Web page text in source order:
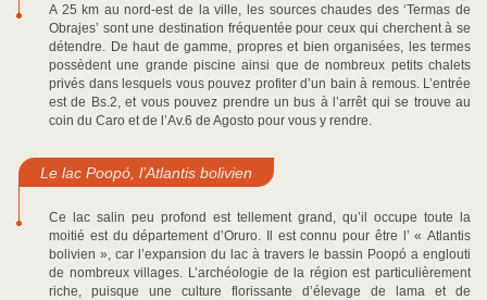
A 25 km au nord-est de la ville, les sources chaudes des ‘Termas de
Obrajes’ sont une destination fréquentée pour ceux qui cherchent à se
détendre. De haut de gamme, propres et bien organisées, les termes
possèdent une grande piscine ainsi que de nombreux petits chalets
privés dans lesquels vous pouvez profiter d’un bain à remous. L’entrée
est de Bs.2, et vous pouvez prendre un bus à l’arrêt qui se trouve au
coin du Caro et de l’Av.6 de Agosto pour vous y rendre.
Le lac Poopó, l’Atlantis bolivien
Ce lac salin peu profond est tellement grand, qu’il occupe toute la
moitié est du département d’Oruro. Il est connu pour être l’ « Atlantis
bolivien », car l’expansion du lac à travers le bassin Poopó a englouti
de nombreux villages. L’archéologie de la région est particulièrement
riche, puisque une culture florissante d’élevage de lama et de